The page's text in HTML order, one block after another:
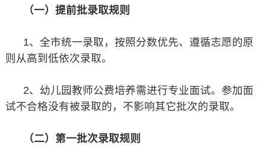
（一）提前批录取规则
1、全市统一录取，按照分数优先、遵循志愿的原
则从高到低依次录取。
2、幼儿园教师公费培养需进行专业面试。参加面
试不合格没有被录取的，不影响其它批次的录取。
（二）第一批次录取规则